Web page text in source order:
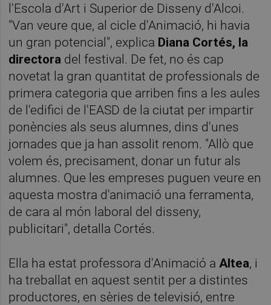
l'Escola d'Art i Superior de Disseny d'Alcoi.
"Van veure que, al cicle d'Animació, hi havia
un gran potencial", explica Diana Cortés, la
directora del festival. De fet, no és cap
novetat la gran quantitat de professionals de
primera categoria que arriben fins a les aules
de l'edifici de l'EASD de la ciutat per impartir
ponències als seus alumnes, dins d'unes
jornades que ja han assolit renom. "Allò que
volem és, precisament, donar un futur als
alumnes. Que les empreses puguen veure en
aquesta mostra d'animació una ferramenta,
de cara al món laboral del disseny,
publicitari", detalla Cortés.
Ella ha estat professora d'Animació aAltea, i
ha treballat en aquest sentit per a distintes
productores, en sèries de televisió, entre